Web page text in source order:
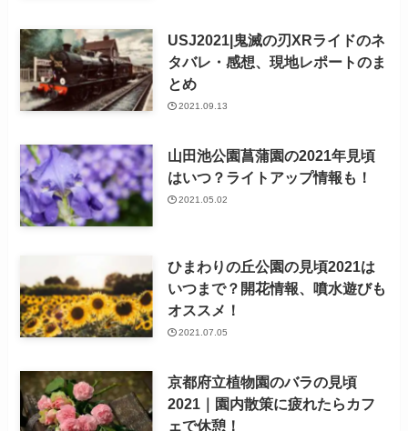
USJ2021|鬼滅の刃XRライドのネ
タバレ・感想、現地レポートのま
とめ
2021.09.13
山田池公園菖蒲園の2021年見頃
はいつ？ライトアップ情報も！
2021.05.02
ひまわりの丘公園の見頃2021は
いつまで？開花情報、噴水遊びも
オススメ！
2021.07.05
京都府立植物園のバラの見頃
2021｜園内散策に疲れたらカフ
ェで休憩！